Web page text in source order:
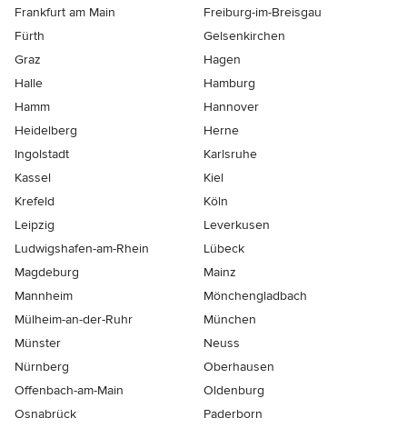
Frankfurt am Main
Freiburg-im-Breisgau
Fürth
Gelsenkirchen
Graz
Hagen
Halle
Hamburg
Hamm
Hannover
Heidelberg
Herne
Ingolstadt
Karlsruhe
Kassel
Kiel
Krefeld
Köln
Leipzig
Leverkusen
Ludwigshafen-am-Rhein
Lübeck
Magdeburg
Mainz
Mannheim
Mönchen­gladbach
Mülheim-an-der-Ruhr
München
Münster
Neuss
Nürnberg
Oberhausen
Offenbach-am-Main
Oldenburg
Osnabrück
Paderborn